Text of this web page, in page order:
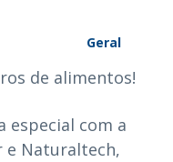
Geral
de alimentos!
especial com a
e Naturaltech,